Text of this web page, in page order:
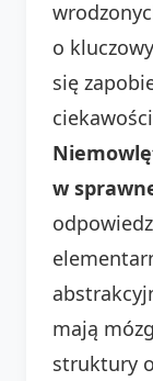
o
się
w
mają
struktury